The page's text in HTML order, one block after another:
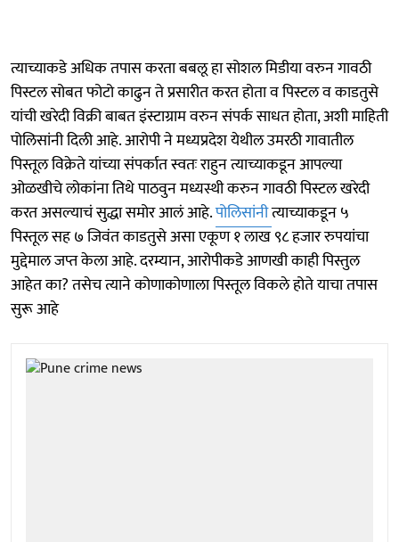
त्याच्याकडे अधिक तपास करता बबलू हा सोशल मिडीया वरुन गावठी
पिस्टल सोबत फोटो काढुन ते प्रसारीत करत होता व पिस्टल व काडतुसे
यांची खरेदी विक्री बाबत इंस्टाग्राम वरुन संपर्क साधत होता, अशी माहिती
पोलिसांनी दिली आहे. आरोपी ने मध्यप्रदेश येथील उमरठी गावातील
पिस्तूल विक्रेते यांच्या संपर्कात स्वतः राहुन त्याच्याकडून आपल्या
ओळखीचे लोकांना तिथे पाठवुन मध्यस्थी करुन गावठी पिस्टल खरेदी
करत असल्याचं सुद्धा समोर आलं आहे.पोलिसांनीत्याच्याकडून ५
पिस्तूल सह ७ जिवंत काडतुसे असा एकूण १ लाख ९८ हजार रुपयांचा
मुद्देमाल जप्त केला आहे. दरम्यान, आरोपीकडे आणखी काही पिस्तुल
आहेत का? तसेच त्याने कोणाकोणाला पिस्तूल विकले होते याचा तपास
सुरू आहे